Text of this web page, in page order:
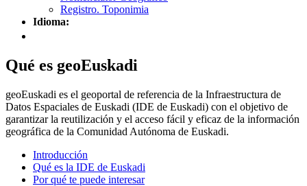
Registro. Toponimia
Idioma:
Qué es geoEuskadi
geoEuskadi es el geoportal de referencia de la Infraestructura de
Datos Espaciales de Euskadi (IDE de Euskadi) con el objetivo de
garantizar la reutilización y el acceso fácil y eficaz de la información
geográfica de la Comunidad Autónoma de Euskadi.
Introducción
Qué es la IDE de Euskadi
Por qué te puede interesar